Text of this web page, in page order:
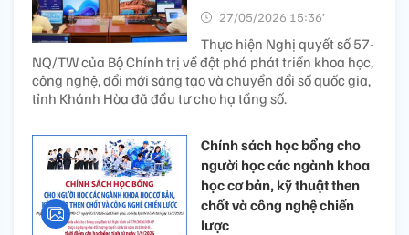
27/05/2026 15:36’
Thực hiện Nghị quyết số 57-
NQ/TW của Bộ Chính trị về đột phá phát triển khoa học,
công nghệ, đổi mới sáng tạo và chuyển đổi số quốc gia,
tỉnh Khánh Hòa đã đầu tư cho hạ tầng số.
Chính sách học bổng cho
người học các ngành khoa
học cơ bản, kỹ thuật then
chốt và công nghệ chiến
lược